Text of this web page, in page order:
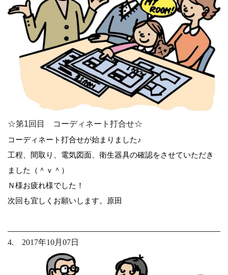
☆第1回目 コーディネート打合せ☆
コーディネート打合せが始まりました♪
工程、間取り、電気図面、衛生器具の確認をさせていただき
ました（＾ｖ＾）
Ｎ様お疲れ様でした！
次回も宜しくお願いします。原田
4. 2017年10月07日